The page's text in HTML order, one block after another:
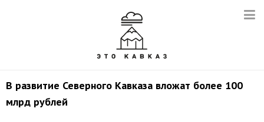
В развитие Северного Кавказа вложат более 100
млрд рублей
Фото: